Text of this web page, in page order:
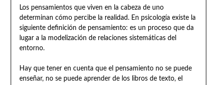
Los pensamientos que viven en la cabeza de uno
determinan cómo percibe la realidad. En psicología existe la
siguiente definición de pensamiento: es un proceso que da
lugar a la modelización de relaciones sistemáticas del
entorno.
Hay que tener en cuenta que el pensamiento no se puede
enseñar, no se puede aprender de los libros de texto, el